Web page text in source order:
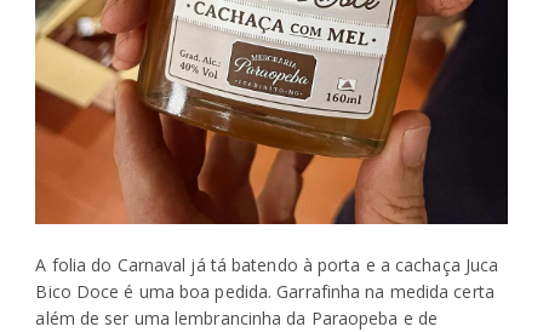
A folia do Carnaval já tá batendo à porta e a cachaça Juca
Bico Doce é uma boa pedida. Garrafinha na medida certa
além de ser uma lembrancinha da Paraopeba e de